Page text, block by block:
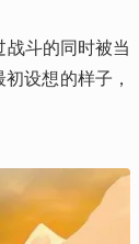
斗的同时被当
设想的样子，